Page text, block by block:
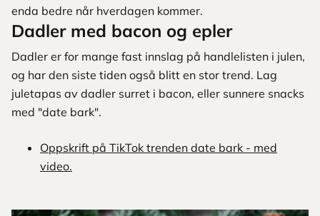
enda bedre når hverdagen kommer.
Dadler med bacon og epler
Dadler er for mange fast innslag på handlelisten i julen,
og har den siste tiden også blitt en stor trend. Lag
juletapas av dadler surret i bacon, eller sunnere snacks
med "date bark".
Oppskrift på TikTok trenden date bark - med
video.